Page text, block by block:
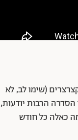
(שימו לב, לא
הרבות יודעות,
כאלה כל חודש